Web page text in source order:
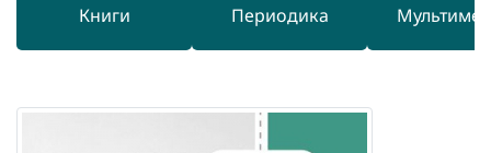
Книги Периодика